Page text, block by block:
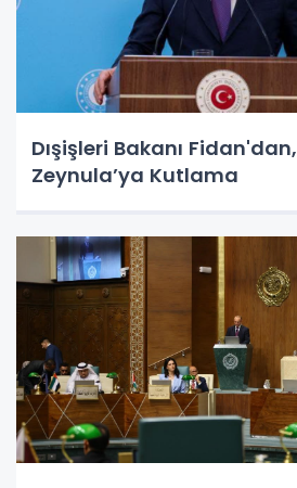
Dışişleri Bakanı
Zeynula’ya Kutlama